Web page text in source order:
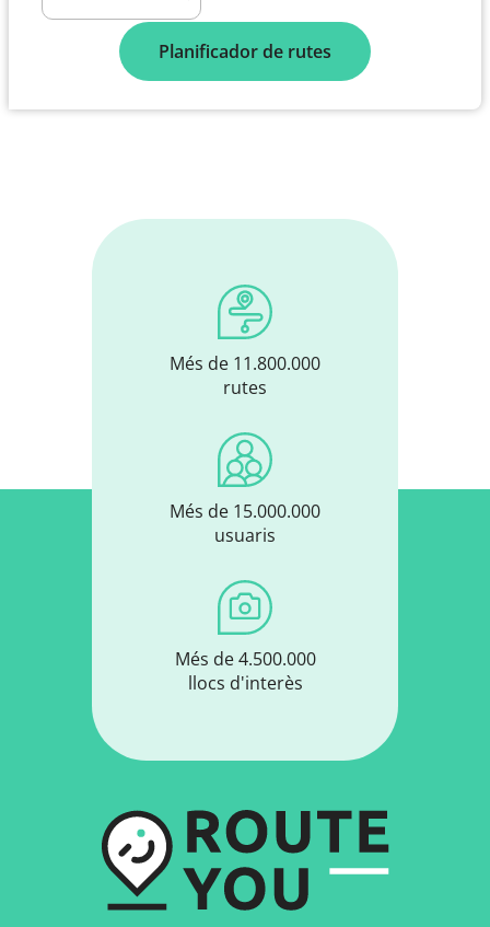
Planificador de rutes
Més de 11.800.000
rutes
Més de 15.000.000
usuaris
Més de 4.500.000
llocs d'interès